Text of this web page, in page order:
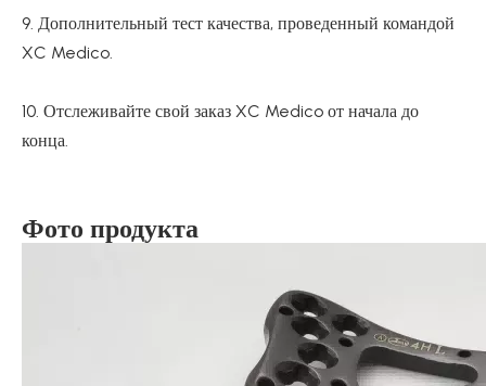
9. Дополнительный тест качества, проведенный командой
XC Medico.
10. Отслеживайте свой заказ XC Medico от начала до
конца.
Фото продукта